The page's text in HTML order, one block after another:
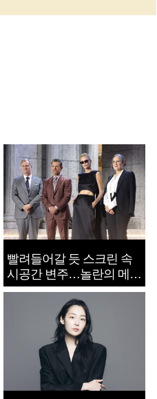
빨려들어갈 듯 스크린 속
시공간 변주…놀란의 메시
지는 ‘전쟁 속죄’